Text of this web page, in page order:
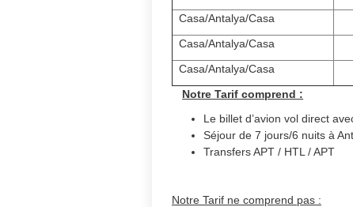
Casa/Antalya/Casa
Casa/Antalya/Casa
Casa/Antalya/Casa
Notre Tarif comprend :
Le billet d’avion vol direct
Séjour de 7 jours/6 nuits à
Transfers APT / HTL / APT
Notre Tarif ne comprend pas :